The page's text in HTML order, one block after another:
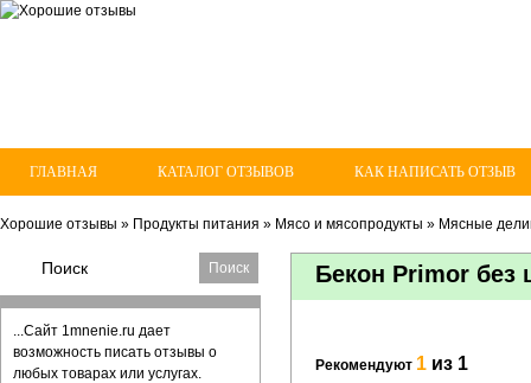
ГЛАВНАЯ КАТАЛОГ ОТЗЫВОВ КАК НАПИСАТЬ ОТЗЫВ
Хорошие отзывы » Продукты питания » Мясо и мясопродукты » Мясные
...Сайт 1mnenie.ru дает
возможность писать отзывы о
любых товарах или услугах.
Бекон Primor без
Рекомендуют 1 из 1